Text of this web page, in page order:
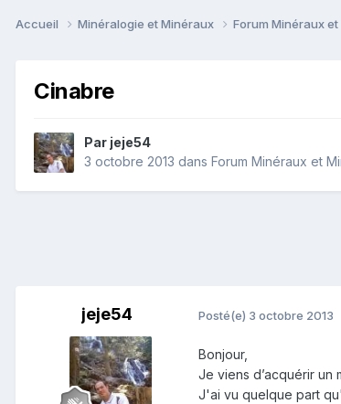
Accueil Minéralogie et Minéraux Forum Minéraux
Cinabre
Par jeje54
3 octobre 2013 dans Forum Minéraux et
jeje54 Posté(e) 3 octobre 2013
Bonjour,
Je viens d’acquérir
J'ai vu quelque part